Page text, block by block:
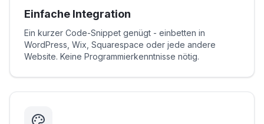
Einfache Integration
Ein kurzer Code-Snippet genügt - einbetten in
WordPress, Wix, Squarespace oder jede andere
Website. Keine Programmierkenntnisse nötig.